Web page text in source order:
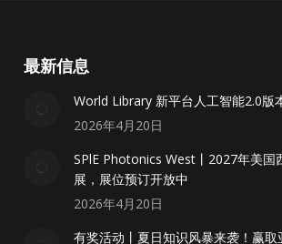
最新信息
World Library 新平台人工智能2.0版
2026年4月20日
SPlE Photonics West丨2027年美国
展，展位预订开放中
2026年4月20日
有奖活动丨夏日知识风暴来袭！赢取